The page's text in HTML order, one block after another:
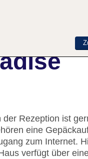
Rezeption ist
eine
zum Internet.
verfügt über